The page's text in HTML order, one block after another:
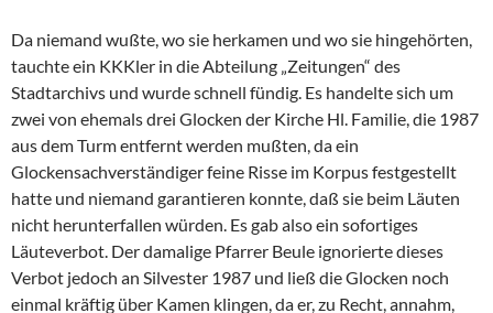
Da niemand wußte, wo sie herkamen und wo sie hingehörten,
tauchte ein KKKler in die Abteilung „Zeitungen“ des
Stadtarchivs und wurde schnell fündig. Es handelte sich um
zwei von ehemals drei Glocken der Kirche Hl. Familie, die 1987
aus dem Turm entfernt werden mußten, da ein
Glockensachverständiger feine Risse im Korpus festgestellt
hatte und niemand garantieren konnte, daß sie beim Läuten
nicht herunterfallen würden. Es gab also ein sofortiges
Läuteverbot. Der damalige Pfarrer Beule ignorierte dieses
Verbot jedoch an Silvester 1987 und ließ die Glocken noch
einmal kräftig über Kamen klingen, da er, zu Recht, annahm,